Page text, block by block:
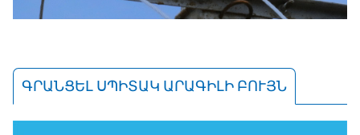
ԳՐԱՆՑԵԼ ՍՊԻՏԱԿ ԱՐԱԳԻԼԻ ԲՈՒՅՆ